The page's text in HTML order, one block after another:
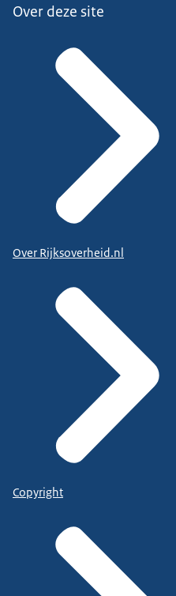
Over deze site
Over Rijksoverheid.nl
Copyright